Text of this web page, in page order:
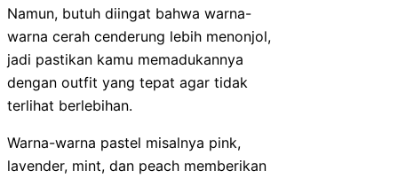
Namun, butuh diingat bahwa warna-
warna cerah cenderung lebih menonjol,
jadi pastikan kamu memadukannya
dengan outfit yang tepat agar tidak
terlihat berlebihan.
Warna-warna pastel misalnya pink,
lavender, mint, dan peach memberikan